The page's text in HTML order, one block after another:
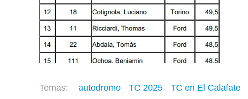
autodromo TC 2025 TC en El Calafate